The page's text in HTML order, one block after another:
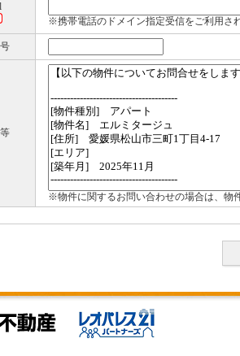
※携帯電話のドメイン指定受信をご利用さ
※物件に関するお問い合わせの場合は、物